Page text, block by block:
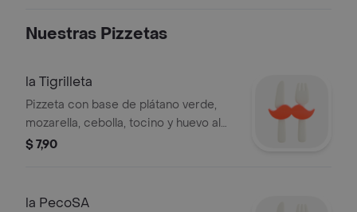
Nuestras Pizzetas
la Tigrilleta
Pizzeta con base de plátano verde,
mozarella, cebolla, tocino y huevo al
horno con culantro.
$ 7,90
la PecoSA